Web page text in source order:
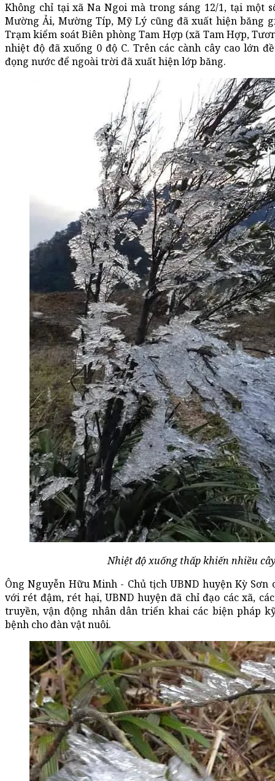
Không chỉ tại xã Na Ngoi mà trong sáng 12/1, tại một
Mường Ải, Mường Típ, Mỹ Lý cũng đã xuất hiện băng
Trạm kiểm soát Biên phòng Tam Hợp (xã Tam Hợp,
nhiệt độ đã xuống 0 độ C. Trên các cành cây cao lớn
đọng nước để ngoài trời đã xuất hiện lớp băng.
Nhiệt độ xuống thấp khiến nhiều
Ông Nguyễn Hữu Minh - Chủ tịch UBND huyện Kỳ
với rét đậm, rét hại, UBND huyện đã chỉ đạo các xã,
truyền, vận động nhân dân triển khai các biện pháp
bệnh cho đàn vật nuôi.